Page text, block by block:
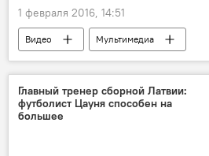
1 февраля 2016, 14:51
Видео Мультимедиа
Главный тренер сборной Латвии:
футболист Цауня способен на
большее